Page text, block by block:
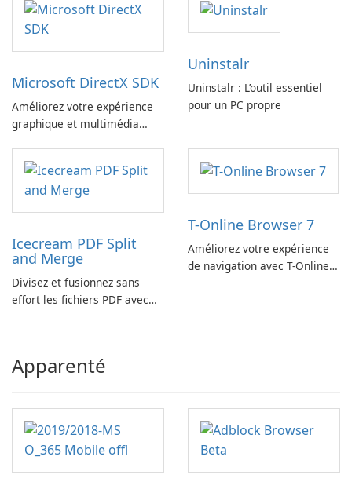
Microsoft DirectX SDK
Améliorez votre expérience
graphique et multimédia
Uninstalr
Uninstalr : L’outil essentiel
pour un PC propre
Icecream PDF Split
and Merge
Divisez et fusionnez sans
effort les fichiers PDF avec
T-Online Browser 7
Améliorez votre expérience
de navigation avec T-Online
Apparenté